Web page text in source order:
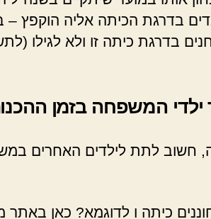
בדרגת הכיתה אליה הוקפץ
בדרגת כיתה זו ולא לגילו
המשפחה בזמן
חשוב לתת לילדים האחרים
כיתה ו לדוגמא? כאן